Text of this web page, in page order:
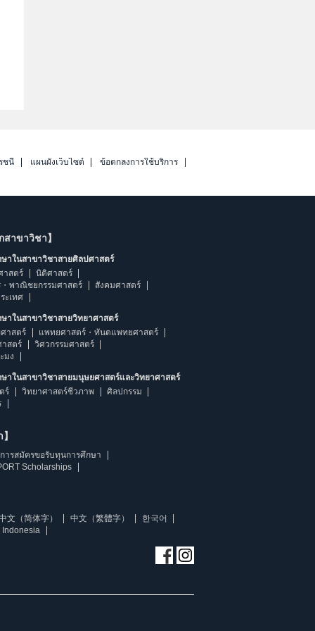
ชนี แผนผังเว็บไซต์ ข้อตกลงการใช้บริการ
าขาวิชา】
าในสาขาวิชาสายศิลปศาสตร์
าสตร์
นิติศาสตร์
・พาณิชยกรรมศาสตร์
สังคมศาสตร์
ะเทศ
าในสาขาวิชาสายวิทยาศาสตร์
าสตร์
แพทยศาสตร์・ทันตแพทยศาสตร์
สตร์
วิศวกรรมศาสตร์
มง
าในสาขาวิชาสายมนุษยศาสตร์และวิทยาศาสตร์
ร์
วิทยาศาสตร์ชีวภาพ
ศิลปกรรม
การสมัครขอรับทุนการศึกษา
Scholarships
文（简体字） 中文（繁體字）
한국어
Indonesia